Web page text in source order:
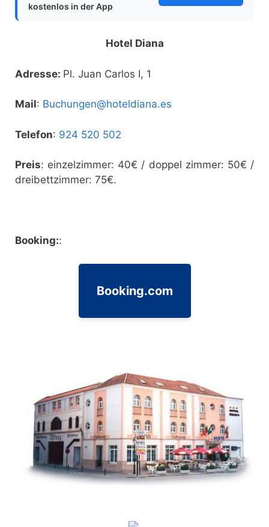
kostenlos in der App
Hotel Diana
Adresse: Pl. Juan Carlos I, 1
Mail: Buchungen@hoteldiana.es
Telefon: 924 520 502
Preis: einzelzimmer: 40€ / doppel zimmer: 50€ /
dreibettzimmer: 75€.
Booking::
Booking.com